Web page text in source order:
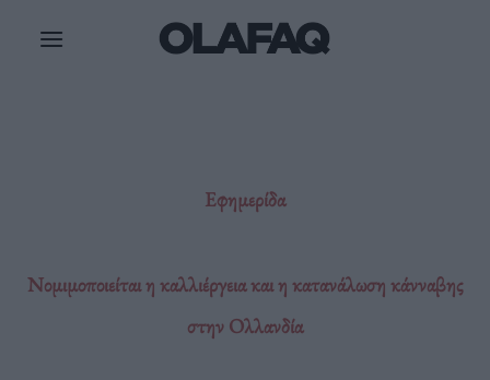
Εφημερίδα
Νομιμοποιείται η καλλιέργεια και η κατανάλωση κάνναβης
στην Ολλανδία